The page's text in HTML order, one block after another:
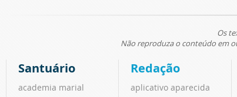
Os
Não reproduza o conteúdo em
Santuário
academia marial
Redação
aplicativo aparecida